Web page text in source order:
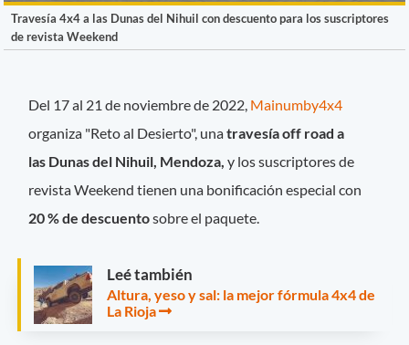
Travesía 4x4 a las Dunas del Nihuil con descuento para los suscriptores
de revista Weekend
Del 17 al 21 de noviembre de 2022, Mainumby4x4
organiza "Reto al Desierto", unatravesía off road a
las Dunas del Nihuil, Mendoza, y los suscriptores de
revista Weekend tienen una bonificación especial con
20 % de descuentosobre el paquete.
Leé también
Altura, yeso y sal: la mejor fórmula 4x4 de
La Rioja